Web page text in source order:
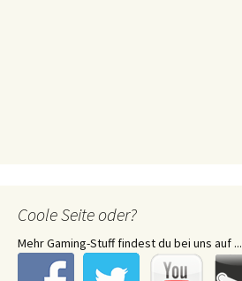
Coole Seite oder?
Mehr Gaming-Stuff findest du bei uns auf ...